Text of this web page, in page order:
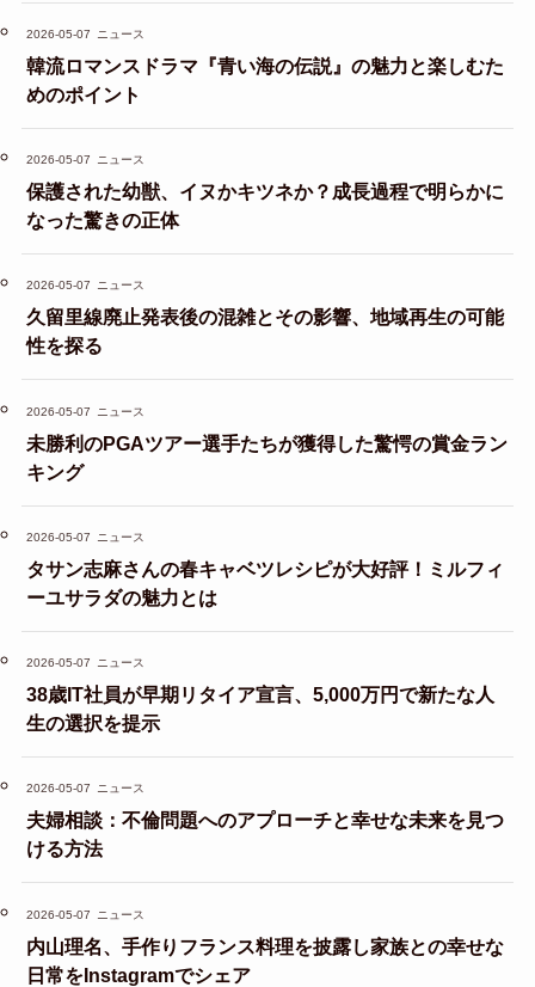
2026-05-07 ニュース
韓流ロマンスドラマ『青い海の伝説』の魅力と楽しむた
めのポイント
2026-05-07 ニュース
保護された幼獣、イヌかキツネか？成長過程で明らかに
なった驚きの正体
2026-05-07 ニュース
久留里線廃止発表後の混雑とその影響、地域再生の可能
性を探る
2026-05-07 ニュース
未勝利のPGAツアー選手たちが獲得した驚愕の賞金ラン
キング
2026-05-07 ニュース
タサン志麻さんの春キャベツレシピが大好評！ミルフィ
ーユサラダの魅力とは
2026-05-07 ニュース
38歳IT社員が早期リタイア宣言、5,000万円で新たな人
生の選択を提示
2026-05-07 ニュース
夫婦相談：不倫問題へのアプローチと幸せな未来を見つ
ける方法
2026-05-07 ニュース
内山理名、手作りフランス料理を披露し家族との幸せな
日常をInstagramでシェア